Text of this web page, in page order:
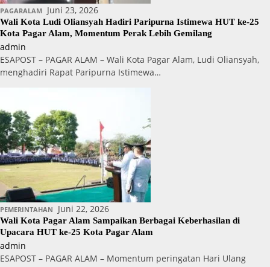
PAGARALAM Juni 23, 2026
Wali Kota Ludi Oliansyah Hadiri Paripurna Istimewa HUT ke-25
Kota Pagar Alam, Momentum Perak Lebih Gemilang
admin
ESAPOST – PAGAR ALAM – Wali Kota Pagar Alam, Ludi Oliansyah,
menghadiri Rapat Paripurna Istimewa…
PEMERINTAHAN Juni 22, 2026
Wali Kota Pagar Alam Sampaikan Berbagai Keberhasilan di
Upacara HUT ke-25 Kota Pagar Alam
admin
ESAPOST – PAGAR ALAM – Momentum peringatan Hari Ulang